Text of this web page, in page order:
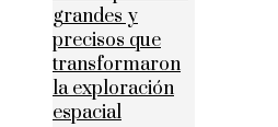
grandes y
precisos que
transformaron
la exploración
espacial